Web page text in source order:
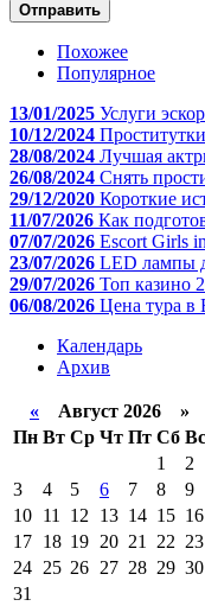
Отправить
Похожее
Популярное
13/01/2025 Услуги
10/12/2024
28/08/2024 Лучшая
26/08/2024 Cнять
29/12/2020 Короткие
11/07/2026 Как
07/07/2026 Escort Girls
23/07/2026 LED лампы
29/07/2026 Топ казино
06/08/2026 Цена тура в
Календарь
Архив
« Август 2026 »
Пн Вт Ср Чт Пт Сб Вс
1
2
3
4 5 6 7 8
9
10 11 12 13 14 15 16
17 18 19 20 21 22 23
24 25 26 27 28 29 30
31